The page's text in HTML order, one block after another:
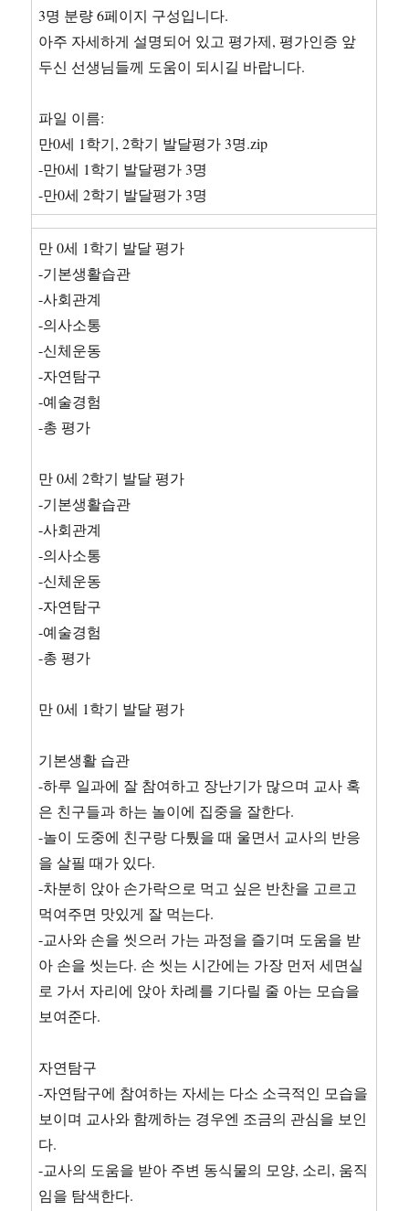
3명 분량 6페이지 구성입니다.
아주 자세하게 설명되어 있고 평가제, 평가인증 앞
두신 선생님들께 도움이 되시길 바랍니다.
파일 이름:
만0세 1학기, 2학기 발달평가 3명.zip
-만0세 1학기 발달평가 3명
-만0세 2학기 발달평가 3명
만 0세 1학기 발달 평가
-기본생활습관
-사회관계
-의사소통
-신체운동
-자연탐구
-예술경험
-총 평가
만 0세 2학기 발달 평가
-기본생활습관
-사회관계
-의사소통
-신체운동
-자연탐구
-예술경험
-총 평가
만 0세 1학기 발달 평가
기본생활 습관
-하루 일과에 잘 참여하고 장난기가 많으며 교사 혹
은 친구들과 하는 놀이에 집중을 잘한다.
-놀이 도중에 친구랑 다퉜을 때 울면서 교사의 반응
을 살필 때가 있다.
-차분히 앉아 손가락으로 먹고 싶은 반찬을 고르고
먹여주면 맛있게 잘 먹는다.
-교사와 손을 씻으러 가는 과정을 즐기며 도움을 받
아 손을 씻는다. 손 씻는 시간에는 가장 먼저 세면실
로 가서 자리에 앉아 차례를 기다릴 줄 아는 모습을
보여준다.
자연탐구
-자연탐구에 참여하는 자세는 다소 소극적인 모습을
보이며 교사와 함께하는 경우엔 조금의 관심을 보인
다.
-교사의 도움을 받아 주변 동식물의 모양, 소리, 움직
임을 탐색한다.